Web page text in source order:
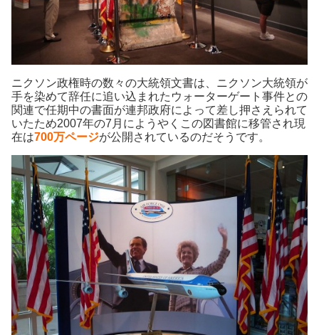
ニクソン政権時の数々の大統領文書は、ニクソン大統領が
手を染めて辞任に追い込まれたウォーターゲート事件との
関連で任期中の書面が連邦政府によって差し押さえられて
いたため2007年の7月にようやくこの図書館に移管され現
在は700万ページが公開されているのだそうです。